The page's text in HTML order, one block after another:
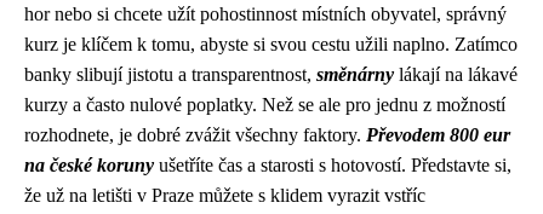
hor nebo si chcete užít pohostinnost místních obyvatel, správný
kurz je klíčem k tomu, abyste si svou cestu užili naplno. Zatímco
banky slibují jistotu a transparentnost, směnárny lákají na lákavé
kurzy a často nulové poplatky. Než se ale pro jednu z možností
rozhodnete, je dobré zvážit všechny faktory. Převodem 800 eur
na české koruny ušetříte čas a starosti s hotovostí. Představte si,
že už na letišti v Praze můžete s klidem vyrazit vstříc